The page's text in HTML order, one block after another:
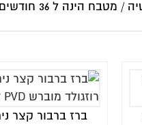
ברז ברבור קצר